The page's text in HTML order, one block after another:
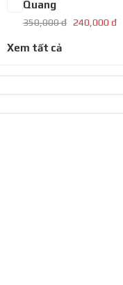
Quần áo bảo hộ
Vải pangrim Hàn